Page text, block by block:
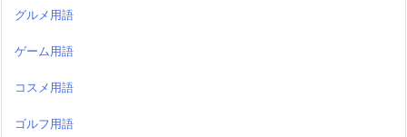
グルメ用語
ゲーム用語
コスメ用語
ゴルフ用語